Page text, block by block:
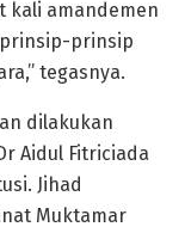
kali amandemen
prinsip
tegasnya.
dilakukan
Aidul Fitriciada
Jihad
Muktamar